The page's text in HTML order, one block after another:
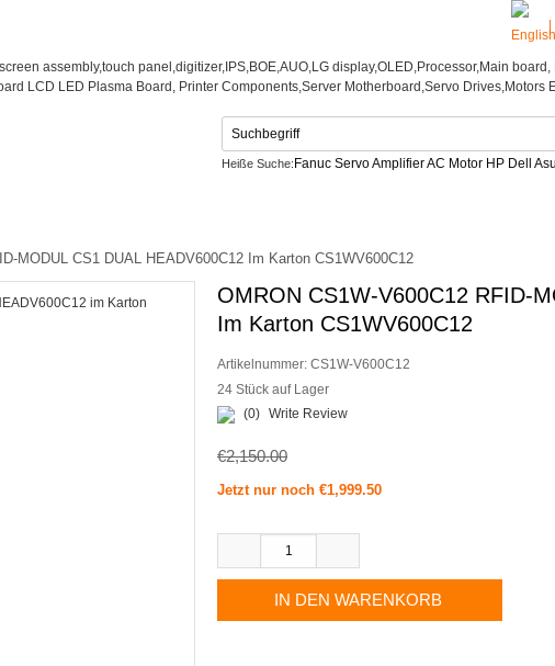
Heiße Suche: Fanuc Servo Amplifier AC Motor HP Dell
MODUL CS1 DUAL HEADV600C12 Im Karton CS1WV600C12
OMRON CS1W-V600C12 RFID-
Im Karton CS1WV600C12
Artikelnummer: CS1W-V600C12
24 Stück auf Lager
(0) Write Review
€2,150.00
Jetzt nur noch €1,999.50